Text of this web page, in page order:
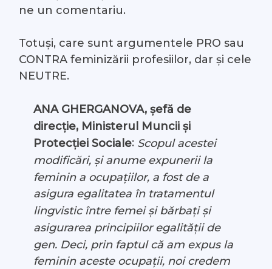
ne un comentariu.
Totuși, care sunt argumentele PRO sau
CONTRA feminizării profesiilor, dar și cele
NEUTRE.
ANA GHERGANOVA, șefă de
direcție, Ministerul Muncii și
Protecției Sociale: Scopul acestei
modificări, și anume expunerii la
feminin a ocupațiilor, a fost de a
asigura egalitatea în tratamentul
lingvistic între femei și bărbați și
asigurarea principiilor egalității de
gen. Deci, prin faptul că am expus la
feminin aceste ocupații, noi credem